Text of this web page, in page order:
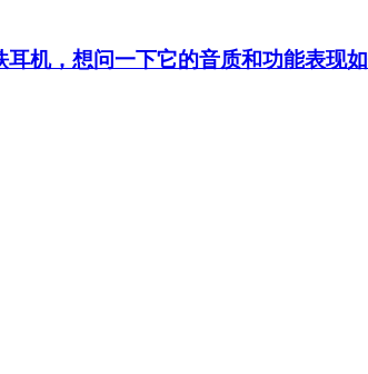
机，想问一下它的音质和功能表现